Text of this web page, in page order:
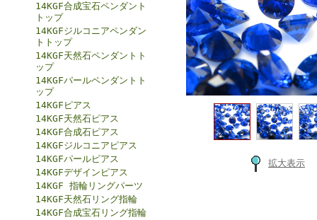
14KGF合成宝石ペンダント
トップ
14KGFジルコニアペンダン
トトップ
14KGF天然石ペンダントト
ップ
14KGFパールペンダントト
ップ
14KGFピアス
14KGF天然石ピアス
14KGF合成石ピアス
14KGFジルコニアピアス
14KGFパールピアス
14KGFデザインピアス
14KGF 指輪リングパーツ
14KGF天然石リング指輪
14KGF合成宝石リング指輪
拡大表示